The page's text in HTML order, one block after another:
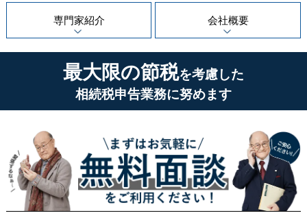
専門家紹介 会社概要
最大限の節税を考慮した
相続税申告業務に努めます